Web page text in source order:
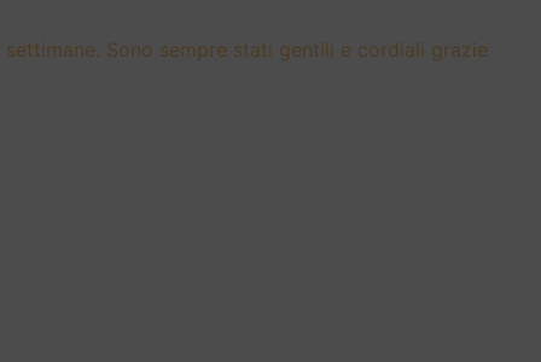
Sono sempre stati gentili e cordiali grazie